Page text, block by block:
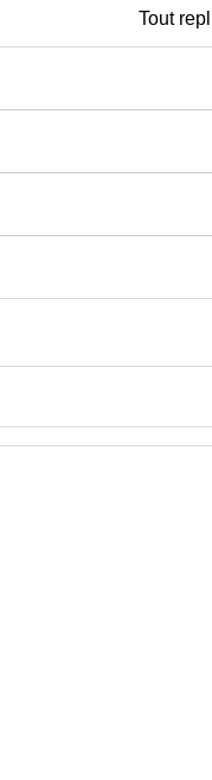
Tout